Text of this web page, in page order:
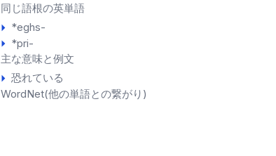
同じ語根の英単語
*eghs-
*pri-
主な意味と例文
恐れている
WordNet(他の単語との繋がり)